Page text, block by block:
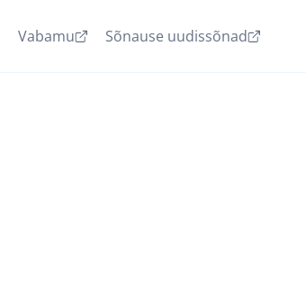
Vabamu Sõnause uudissõnad